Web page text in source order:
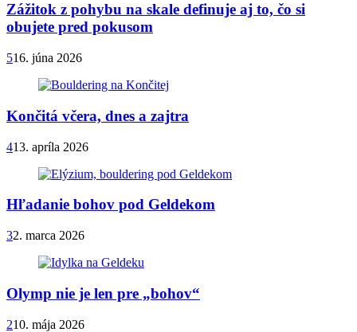
Zážitok z pohybu na skale definuje aj to, čo si
obujete pred pokusom
516. júna 2026
Končitá včera, dnes a zajtra
413. apríla 2026
Hľadanie bohov pod Geldekom
32. marca 2026
Olymp nie je len pre „bohov“
210. mája 2026